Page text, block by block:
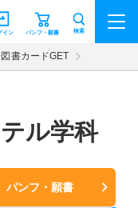
パンフ・願書
イン 検索
書カードGET
ル学科
パンフ・願書